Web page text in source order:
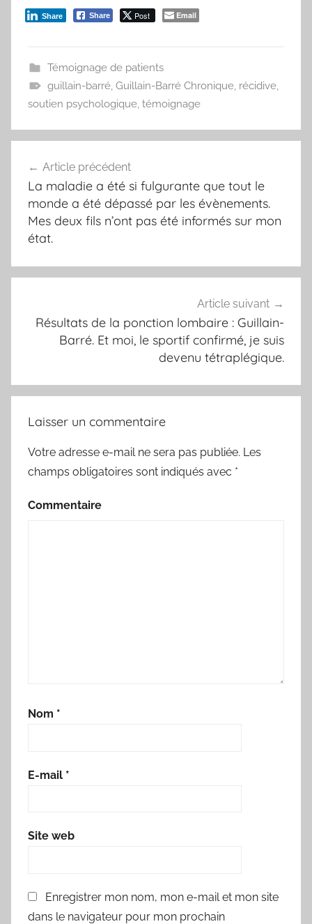
Share Post
Share Email
Témoignage de patients
guillain-barré, Guillain-Barré Chronique, récidive,
soutien psychologique, témoignage
de
l’article
Article précédent
La maladie a été si fulgurante que tout le
monde a été dépassé par les évènements.
Mes deux fils n’ont pas été informés sur mon
état.
Article suivant
Résultats de la ponction lombaire : Guillain-
Barré. Et moi, le sportif confirmé, je suis
devenu tétraplégique.
Laisser un commentaire
Votre adresse e-mail ne sera pas publiée. Les
champs obligatoires sont indiqués avec *
Commentaire
Nom *
E-mail *
Site web
Enregistrer mon nom, mon e-mail et mon site
dans le navigateur pour mon prochain